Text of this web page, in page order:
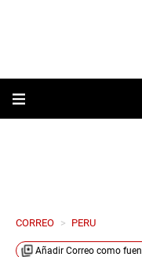
CORREO > PERU
Añadir Correo como